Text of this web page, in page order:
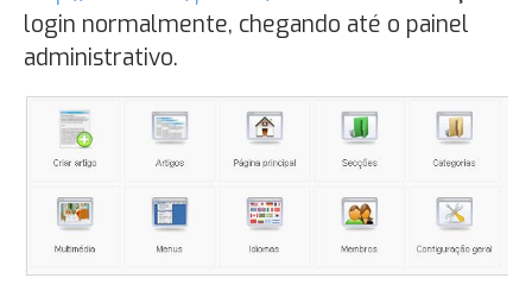
login normalmente, chegando até o painel
administrativo.